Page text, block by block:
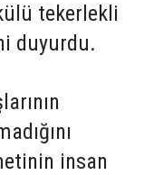
tekerlekli
duyurdu.
insan